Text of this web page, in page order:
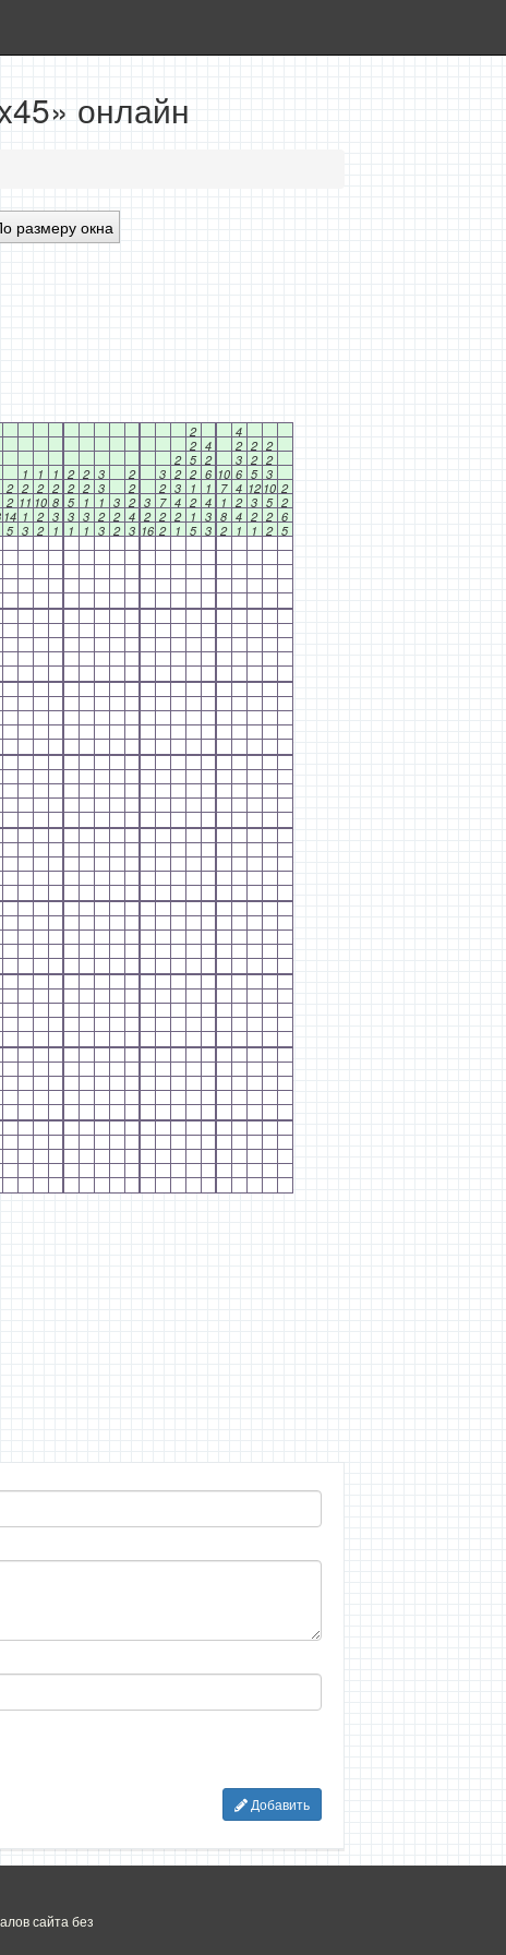
онлайн
размеру окна
2
4
2 4 2 2 2
2 5 2 3 2 2
1 1 1 2 2 3 2 3 2 2 6 10 6 5 3
2 2 2 2 2 2 3 2 2 3 1 1 7 4 12 10 2
2 11 10 8 5 1 1 3 2 3 7 4 2 4 1 2 3 5 2
14 1 2 3 3 3 2 2 4 2 2 2 1 3 8 4 2 2 6
5 3 2 1 1 1 3 2 3 16 2 1 5 3 2 1 1 2 5
Добавить
сайта без